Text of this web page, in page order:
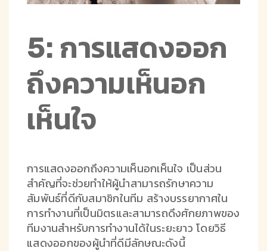
5: การแสดงออก
ถึงความเห็นอก
เห็นใจ
การแสดงออกถึงความเห็นอกเห็นใจ เป็นส่วน
สำคัญที่จะช่วยทำให้ผู้นำสามารถรักษาความ
สัมพันธ์ที่ดีกับสมาชิกในทีม สร้างบรรยากาศใน
การทำงานที่เป็นมิตรและสามารถดึงศักยภาพของ
ทีมงานสำหรับการทำงานได้ในระยะยาว โดยวิธี
แสดงออกของผู้นำที่ดีมีลักษณะดังนี้